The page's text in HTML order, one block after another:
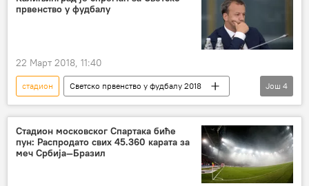
првенство у фудбалу
22 Март 2018, 11:40
стадион
Светско првенство у фудбалу 2018
Вести са Светског првенства у фудбалу
Калињинград
Аркадиј Дворкович
Светско првенство у фудбалу 2018
Још 4
Стадион московског Спартака биће
пун: Распродато свих 45.360 карата за
меч Србија—Бразил